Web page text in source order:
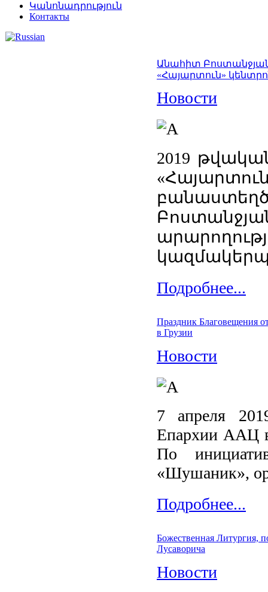
Կանոնադրություն
Контакты
Անահիտ
«Հայարտուն»
Новости
2019
Подробнее...
Праздник Благовещения
в Грузии
Новости
7 апреля
Епархии ААЦ
По
«Шушаник»,
Подробнее...
Божественная Литургия,
Лусаворича
Новости